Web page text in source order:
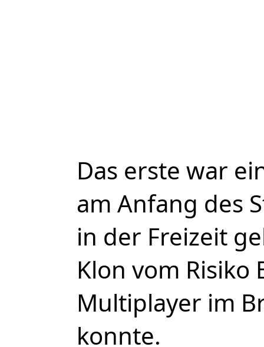
Das erste war
am Anfang des
in der Freizeit
Klon vom Risiko
Multiplayer im
konnte.